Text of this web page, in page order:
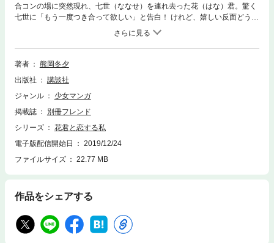
合コンの場に突然現れ、七世（ななせ）を連れ去った花（はな）君。驚く
七世に「もう一度つき合って欲しい」と告白！ けれど、嬉しい反面どうし
ても花君の気持ちが信じられない七世…。そんな七世に花君は、次のテス
トで七世に勝ったらデートして欲しい、とお願いするけど――!? 大ヒッ
トきゅん恋ストーリー、ますます見逃せない!!
著者
熊岡冬夕
出版社
講談社
ジャンル
少女マンガ
掲載誌
別冊フレンド
シリーズ
花君と恋する私
電子版配信開始日
2019/12/24
ファイルサイズ
22.77 MB
作品をシェアする